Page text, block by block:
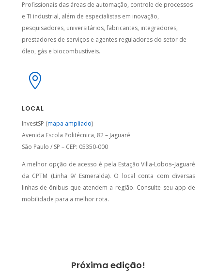
Profissionais das áreas de automação, controle de processos
e TI industrial, além de especialistas em inovação,
pesquisadores, universitários, fabricantes, integradores,
prestadores de serviços e agentes reguladores do setor de
óleo, gás e biocombustíveis.

LOCAL
InvestSP (mapa ampliado)
Avenida Escola Politécnica, 82 – Jaguaré
São Paulo / SP – CEP: 05350-000
A melhor opção de acesso é pela Estação Villa-Lobos–Jaguaré
da CPTM (Linha 9/ Esmeralda). O local conta com diversas
linhas de ônibus que atendem a região. Consulte seu app de
mobilidade para a melhor rota.
Próxima edição!